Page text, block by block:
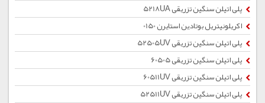
پلی اتیلن سنگین تزریقی 5218UA
اکریلونیتریل بوتادین استایرن 0150
پلی اتیلن سنگین تزریقی 52505UV
پلی اتیلن سنگین تزریقی 60505
پلی اتیلن سنگین تزریقی 60511UV
پلی اتیلن سنگین تزریقی 52511UV